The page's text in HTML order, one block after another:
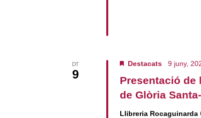
DT
9
Presentació de
de Glòria
Destacats 9 juny,
Llibreria Rocaguinarda